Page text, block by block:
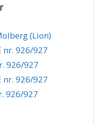
(Lion)
nr. 926/927
926/927
nr. 926/927
926/927